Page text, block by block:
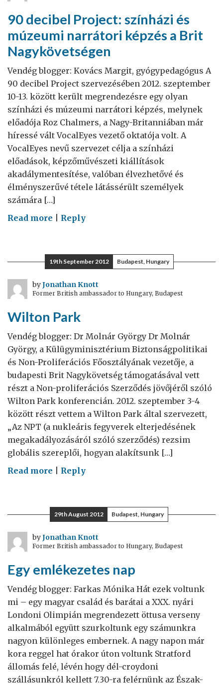
90 decibel Project: színházi és
múzeumi narrátori képzés a Brit
Nagykövetségen
Vendég blogger: Kovács Margit, gyógypedagógus A
90 decibel Project szervezésében 2012. szeptember
10-13. között került megrendezésre egy olyan
színházi és múzeumi narrátori képzés, melynek
előadója Roz Chalmers, a Nagy-Britanniában már
híressé vált VocalEyes vezető oktatója volt. A
VocalEyes nevű szervezet célja a színházi
előadások, képzőművészeti kiállítások
akadálymentesítése, valóban élvezhetővé és
élményszerűvé tétele látássérült személyek
számára […]
Read more on
Project:
színházi
és
múzeumi
képzés
a
Brit
Nagykövetségen
Reply
19th September 2012 Budapest, Hungary
byJonathan Knott
Former British ambassador to Hungary, Budapest
Wilton Park
Vendég blogger: Dr Molnár György Dr Molnár
György, a Külügyminisztérium Biztonságpolitikai
és Non-Proliferációs Főosztályának vezetője, a
budapesti Brit Nagykövetség támogatásával vett
részt a Non-proliferációs Szerződés jövőjéről szóló
Wilton Park konferencián. 2012. szeptember 3-4
között részt vettem a Wilton Park által szervezett,
„Az NPT (a nukleáris fegyverek elterjedésének
megakadályozásáról szóló szerződés) rezsim
globális szereplői, hogyan alakítsunk […]
Read more onReply
29th August 2012 Budapest, Hungary
byJonathan Knott
Former British ambassador to Hungary, Budapest
Egy emlékezetes nap
Vendég blogger: Farkas Mónika Hát ezek voltunk
mi – egy magyar család és barátai a XXX. nyári
Londoni Olimpián megrendezett öttusa verseny
alkalmából együtt szurkoltunk egy számunkra
nagyon különleges embernek. A nagy napon már
kora reggel hat órakor úton voltunk Stratford
állomás felé, lévén hogy dél-croydoni
szállásunkról kellett 7.30-ra felérnünk az Észak-